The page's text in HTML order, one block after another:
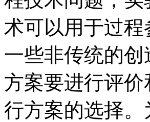
术可以用于过
一些非传统的
方案要进行评
行方案的选择